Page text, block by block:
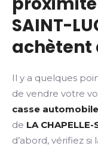
SAINT-
achètent
Il y a quelques
de vendre votre
casse automobile
de LA CHAPELLE-
d’abord, vérifiez